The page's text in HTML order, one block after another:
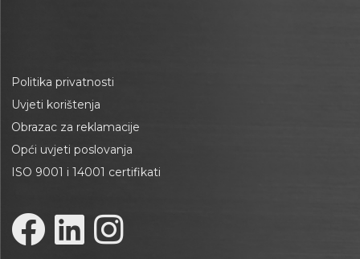
Politika privatnosti
Uvjeti korištenja
Obrazac za reklamacije
Opći uvjeti poslovanja
ISO 9001 i 14001 certifikati